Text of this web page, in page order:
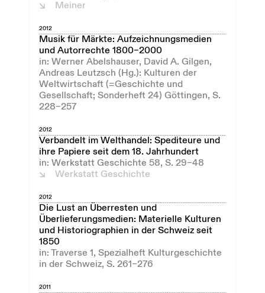
Meiner
2012
Musik für Märkte: Aufzeichnungsmedien
und Autorrechte 1800–2000
in: Werner Abelshauser, David A. Gilgen,
Andreas Leutzsch (Hg.): Kulturen der
Weltwirtschaft (=Geschichte und
Gesellschaft; Sonderheft 24) Göttingen, S.
228–257
2012
Verbandelt im Welthandel: Spediteure und
ihre Papiere seit dem 18. Jahrhundert
in: Werkstatt Geschichte 58, S. 29–48
Werkstatt Geschichte
2012
Die Lust an Überresten und
Überlieferungsmedien: Materielle Kulturen
und Historiographien in der Schweiz seit
1850
in: Traverse 1, Spezialheft Kulturgeschichte
in der Schweiz, S. 261–276
2011